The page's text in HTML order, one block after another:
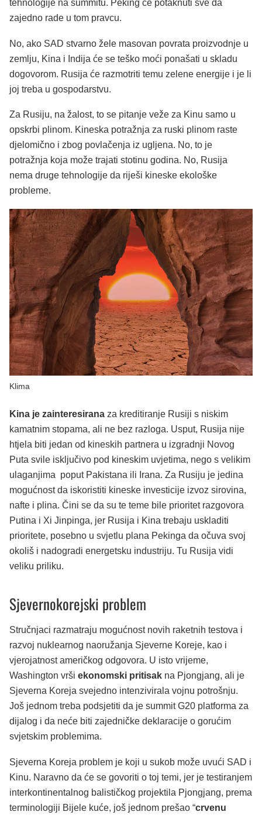
tehnologije na summitu. Peking će potaknuti sve da
zajedno rade u tom pravcu.
No, ako SAD stvarno žele masovan povrata proizvodnje u
zemlju, Kina i Indija će se teško moći ponašati u skladu
dogovorom. Rusija će razmotriti temu zelene energije i je li
joj treba u gospodarstvu.
Za Rusiju, na žalost, to se pitanje veže za Kinu samo u
opskrbi plinom. Kineska potražnja za ruski plinom raste
djelomično i zbog povlačenja iz ugljena. No, to je
potražnja koja može trajati stotinu godina. No, Rusija
nema druge tehnologije da riješi kineske ekološke
probleme.
Klima
Kina je zainteresirana za kreditiranje Rusiji s niskim
kamatnim stopama, ali ne bez razloga. Usput, Rusija nije
htjela biti jedan od kineskih partnera u izgradnji Novog
Puta svile isključivo pod kineskim uvjetima, nego s velikim
ulaganjima poput Pakistana ili Irana. Za Rusiju je jedina
mogućnost da iskoristiti kineske investicije izvoz sirovina,
nafte i plina. Čini se da su te teme bile prioritet razgovora
Putina i Xi Jinpinga, jer Rusija i Kina trebaju uskladiti
prioritete, posebno u svjetlu plana Pekinga da očuva svoj
okoliš i nadogradi energetsku industriju. Tu Rusija vidi
veliku priliku.
Sjevernokorejski problem
Stručnjaci razmatraju mogućnost novih raketnih testova i
razvoj nuklearnog naoružanja Sjeverne Koreje, kao i
vjerojatnost američkog odgovora. U isto vrijeme,
Washington vrši ekonomski pritisak na Pjongjang, ali je
Sjeverna Koreja svejedno intenzivirala vojnu potrošnju.
Još jednom treba podsjetiti da je summit G20 platforma za
dijalog i da neće biti zajedničke deklaracije o gorućim
svjetskim problemima.
Sjeverna Koreja problem je koji u sukob može uvući SAD i
Kinu. Naravno da će se govoriti o toj temi, jer je testiranjem
interkontinentalnog balističkog projektila Pjongjang, prema
terminologiji Bijele kuće, još jednom prešao “crvenu